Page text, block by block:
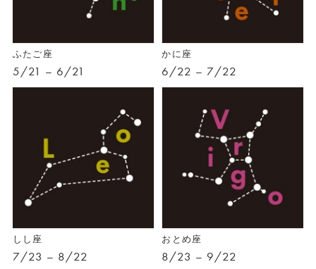
ふたご座
5/21 – 6/21
かに座
6/22 – 7/22
しし座
7/23 – 8/22
おとめ座
8/23 – 9/22